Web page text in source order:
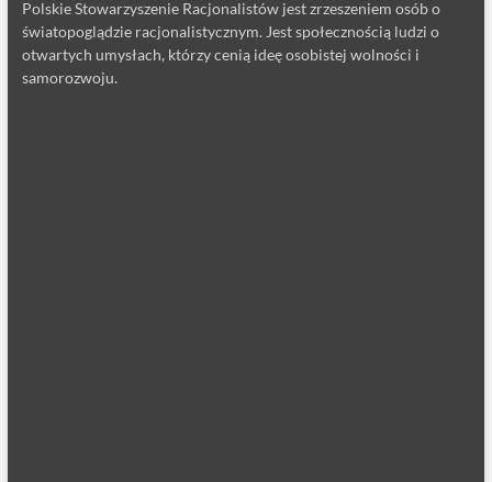
Polskie Stowarzyszenie Racjonalistów jest zrzeszeniem osób o
światopoglądzie racjonalistycznym. Jest społecznością ludzi o
otwartych umysłach, którzy cenią ideę osobistej wolności i
samorozwoju.